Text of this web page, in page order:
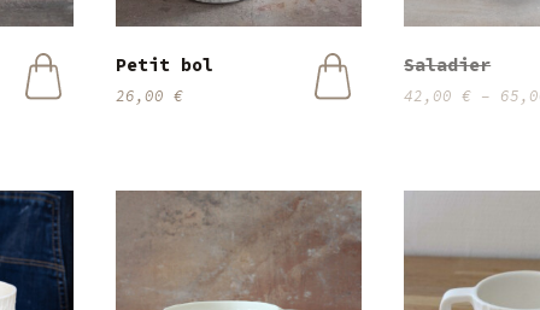
du
produit
du
produit
Petit bol
26,00 €
Saladier
42,00€ –